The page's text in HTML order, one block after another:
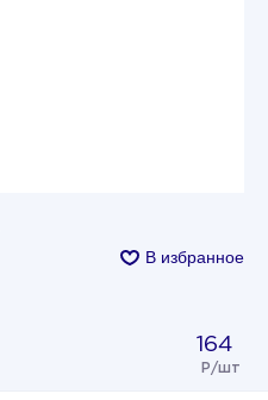
В избранное
164
Р/шт